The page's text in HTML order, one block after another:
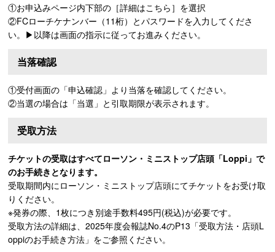
①お申込みページ内下部の［詳細はこちら］を選択
②FCローチケナンバー（11桁）とパスワードを入力してくださ
い。▶以降は画面の指示に従ってお進みください。
当落確認
①受付画面の「申込確認」より当落を確認してください。
②当選の場合は「当選」と引取期限が表示されます。
受取方法
チケットの受取はすべてローソン・ミニストップ店頭「Loppi」で
のお手続きとなります。
受取期間内にローソン・ミニストップ店頭にてチケットをお受け取
りください。
※発券の際、1枚につき別途手数料495円(税込)が必要です。
受取方法の詳細は、2025年度会報誌No.4のP13「受取方法・店頭L
oppiのお手続き方法」をご参照ください。